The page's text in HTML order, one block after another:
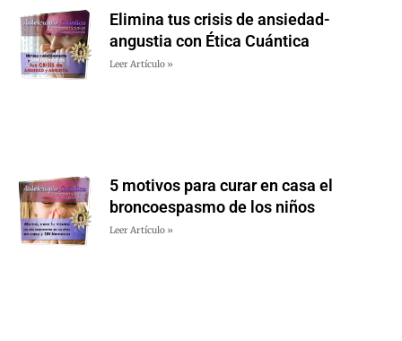
Elimina tus crisis de ansiedad-
angustia con Ética Cuántica
Leer Artículo »
5 motivos para curar en casa el
broncoespasmo de los niños
Leer Artículo »